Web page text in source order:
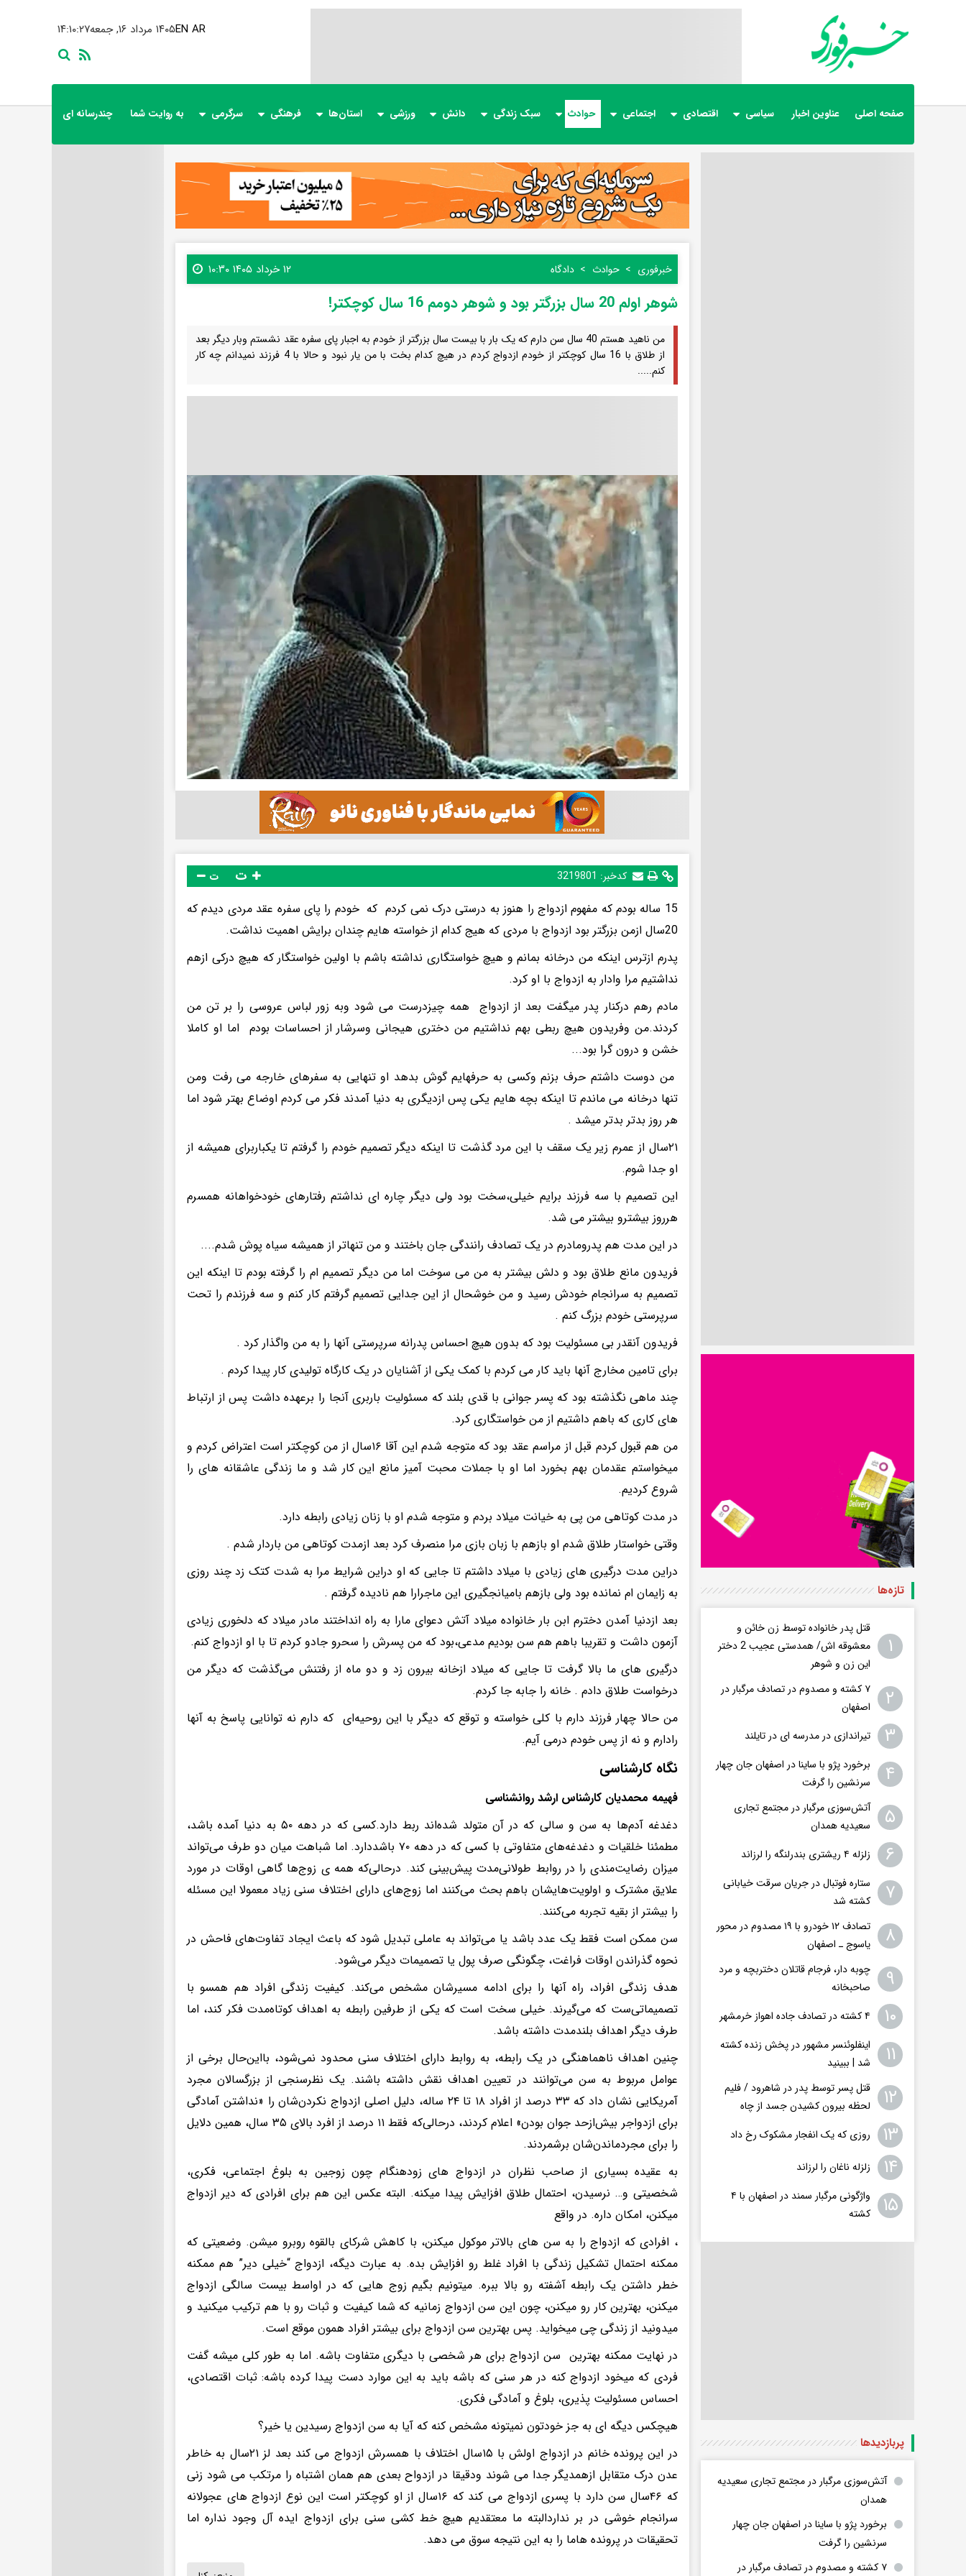
۱۴:۱۰:۲۸ ۱۴۰۵ مرداد ۱۶, جمعهEN AR
صفحه اصلی عناوین اخبار سیاسی اقتصادی اجتماعی حوادث سبک زندگی دانش ورزشی استان‌ها فرهنگی سرگرمی به روایت شما چندرسانه ای
خبرفوری حوادث دادگاه ۱۲ خرداد ۱۴۰۵ ۱۰:۳۰
شوهر اولم 20 سال بزرگتر بود و شوهر دومم 16 سال کوچکتر!
من ناهید هستم 40 سال سن دارم که یک بار با بیست سال بزرگتر از خودم به اجبار پای سفره عقد نشستم وبار دیگر بعد
از طلاق با 16 سال کوچکتر از خودم ازدواج کردم در هیچ کدام بخت با من یار نبود و حالا با 4 فرزند نمیدانم چه کار
کنم.....
کدخبر: 3219801 ت
15 ساله بودم که مفهوم ازدواج را هنوز به درستی درک نمی کردم که خودم را پای سفره عقد مردی دیدم که
20سال ازمن بزرگتر بود ازدواج با مردی که هیج کدام از خواسته هایم چندان برایش اهمیت نداشت.
پدرم ازترس اینکه من درخانه بمانم و هیچ خواستگاری نداشته باشم با اولین خواستگار که هیچ درکی ازهم
نداشتیم مرا وادار به ازدواج با او کرد.
مادم رهم درکنار پدر میگفت بعد از ازدواج همه چیزدرست می شود وبه زور لباس عروسی را بر تن من
کردند.من وفریدون هیچ ربطی بهم نداشتیم من دختری هیجانی وسرشار از احساسات بودم اما او کاملا
خشن و درون گرا بود...
من دوست داشتم حرف بزنم وکسی به حرفهایم گوش بدهد او تنهایی به سفرهای خارجه می رفت ومن
تنها درخانه می ماندم تا اینکه بچه هایم یکی پس ازدیگری به دنیا آمدند فکر می کردم اوضاع بهتر شود اما
هر روز بدتر بدتر میشد .
۲۱سال از عمرم زیر یک سقف با این مرد گذشت تا اینکه دیگر تصمیم خودم را گرفتم تا یکباربرای همیشه از
او جدا شوم.
این تصمیم با سه فرزند برایم خیلی،سخت بود ولی دیگر چاره ای نداشتم رفتارهای خودخواهانه همسرم
هرروز بیشترو بیشتر می شد.
در این مدت هم پدرومادرم در یک تصادف رانندگی جان باختند و من تنهاتر از همیشه سیاه پوش شدم....
فریدون مانع طلاق بود و دلش بیشتر به من می سوخت اما من دیگر تصمیم ام را گرفته بودم تا اینکه این
تصمیم به سرانجام خودش رسید و من خوشحال از این جدایی تصمیم گرفتم کار کنم و سه فرزندم را تحت
سرپرستی خودم بزرگ کنم .
فریدون آنقدر بی مسئولیت بود که بدون هیچ احساس پدرانه سرپرستی آنها را به من واگذار کرد .
برای تامین مخارج آنها باید کار می کردم با کمک یکی از آشنایان در یک کارگاه تولیدی کار پیدا کردم .
چند ماهی نگذشته بود که پسر جوانی با قدی بلند که مسئولیت باربری آنجا را برعهده داشت پس از ارتباط
های کاری که باهم داشتیم از من خواستگاری کرد.
من هم قبول کردم قبل از مراسم عقد بود که متوجه شدم این آقا ۱۶سال از من کوچکتر است اعتراض کردم و
میخواستم عقدمان بهم بخورد اما او با جملات محبت آمیز مانع این کار شد و ما زندگی عاشقانه های را
شروع کردیم.
در مدت کوتاهی من پی به خیانت میلاد بردم و متوجه شدم او با زنان زیادی رابطه دارد.
وقتی خواستار طلاق شدم او بازهم با زبان بازی مرا منصرف کرد بعد ازمدت کوتاهی من باردار شدم .
دراین مدت درگیری های زیادی با میلاد داشتم تا جایی که او دراین شرایط مرا به شدت کتک زد چند روزی
به زایمان ام نمانده بود ولی بازهم بامیانجگیری این ماجرارا هم نادیده گرفتم .
بعد ازدنیا آمدن دخترم ابن بار خانواده میلاد آتش دعوای مارا به راه انداختند مادر میلاد که دلخوری زیادی
آزمون داشت و تقریبا باهم هم سن بودیم مدعی،بود که من پسرش را سحرو جادو کردم تا با او ازدواج کنم.
درگیری های ما بالا گرفت تا جایی که میلاد ازخانه بیرون زد و دو ماه از رفتنش می‌گذشت که دیگر من
درخواست طلاق دادم . خانه را جابه جا کردم.
من حالا چهار فرزند دارم با کلی خواسته و توقع که دیگر با این روحیه‌ای که دارم نه توانایی پاسخ به آنها
رادارم و نه از پس خودم درمی آیم.
نگاه کارشناسی
فهیمه محمدیان کارشناس ارشد روانشناسی
دغدغه آدم‌ها به سن و سالی که در آن متولد شده‌اند ربط دارد.کسی که در دهه ۵۰ به دنیا آمده باشد،
مطمئنا خلقیات و دغدغه‌های متفاوتی با کسی که در دهه ۷۰ باشددارد. اما شباهت میان دو طرف می‌تواند
میزان رضایت‌مندی را در روابط طولانی‌مدت پیش‌بینی کند. درحالی‌که همه ی زوج‌ها گاهی اوقات در مورد
علایق مشترک و اولویت‌هایشان باهم بحث می‌کنند اما زوج‌های دارای اختلاف سنی زیاد معمولا این مسئله
را بیشتر از بقیه تجربه می‌کنند.
سن ممکن است فقط یک عدد باشد یا می‌تواند به عاملی تبدیل شود که باعث ایجاد تفاوت‌های فاحش در
نحوه گذراندن اوقات فراغت، چگونگی صرف پول یا تصمیمات دیگر می‌شود.
هدف زندگی افراد، راه آنها را برای ادامه مسیرشان مشخص می‌کند. کیفیت زندگی افراد هم همسو با
تصمیماتی‌ست که می‌گیرند. خیلی سخت است که یکی از طرفین رابطه به اهداف کوتاه‌مدت فکر کند، اما
طرف دیگر اهداف بلندمدت داشته باشد.
چنین اهداف ناهماهنگی در یک رابطه، به روابط دارای اختلاف سنی محدود نمی‌شود، بااین‌حال برخی از
عوامل مربوط به سن می‌توانند در تعیین اهداف نقش داشته باشند. یک نظرسنجی از بزرگسالان مجرد
آمریکایی نشان داد که ۳۳ درصد از افراد ۱۸ تا ۲۴ ساله، دلیل اصلی ازدواج ‌نکردن‌شان را «نداشتن آمادگی
برای ازدواجر بیش‌ازحد جوان بودن» اعلام کردند، درحالی‌که فقط ۱۱ درصد از افرد بالای ۳۵ سال، همین دلایل
را برای مجردماندن‌شان برشمردند.
به عقیده بسیاری از صاحب نظران در ازدواج های زودهنگام چون زوجین به بلوغ اجتماعی، فکری،
شخصیتی و… نرسیدن، احتمال طلاق افزایش پیدا میکنه. البته عکس این هم برای افرادی که دیر ازدواج
میکنن، امکان داره. در واقع
، افرادی که ازدواج را به سن های بالاتر موکول میکنن، با کاهش شرکای بالقوه روبرو میشن. وضعیتی که
ممکنه احتمال تشکیل زندگی با افراد غلط رو افزایش بده. به عبارت دیگه، ازدواج “خیلی دیر” هم ممکنه
خطر داشتن یک رابطه آشفته رو بالا ببره. میتونیم بگیم زوج هایی که در اواسط بیست سالگی ازدواج
میکنن، بهترین کار رو میکنن، چون این سن ازدواج زمانیه که شما کیفیت و ثبات رو با هم ترکیب میکنید و
میدونید از زندگی چی میخواید. پس بهترین سن ازدواج برای بیشتر افراد همون موقع است.
در نهایت ممکنه بهترین سن ازدواج برای هر شخصی با دیگری متفاوت باشه. اما به طور کلی میشه گفت
فردی که میخود ازدواج کنه در هر سنی که باشه باید به این موارد دست پیدا کرده باشه: ثبات اقتصادی،
احساس مسئولیت پذیری، بلوغ و آمادگی فکری.
هیچکس دیگه ای به جز خودتون نمیتونه مشخص کنه که آیا به سن ازدواج رسیدین یا خیر؟
در این پرونده خانم در ازدواج اولش با ۱۵سال اختلاف با همسرش ازدواج می کند بعد لز ۲۱سال به خاطر
عدن درک متقابل ازهمدیگر جدا می شوند ودقیقا در ازدواح بعدی هم همان اشتباه را مرتکب می شود زنی
که ۴۶سال سن دارد با پسری ازدواج می کند که ۱۶سال از او کوچکتر است این نوع ازدواج های عجولانه
سرانجام خوشی در بر نداردالبته ما معتقدیم هیچ خط کشی سنی برای ازدواج ایده آل وجود نداره اما
تحقیقات در پرونده هاما را به این نتیجه سوق می دهد.
تازه‌ها
۱
قتل پدر خانواده توسط زن خائن و
معشوقه اش/ همدستی عجیب 2 دختر
این زن و شوهر
۲
۷ کشته و مصدوم در تصادف مرگبار در
اصفهان
۳ تیراندازی در مدرسه ای در تایلند
۴
برخورد پژو با ساینا در اصفهان جان چهار
سرنشین را گرفت
۵
آتش‌سوزی مرگبار در مجتمع تجاری
سعیدیه همدان
۶ زلزله ۴ ریشتری بندرلنگه را لرزاند
۷
ستاره فوتبال در جریان سرقت خیابانی
کشته شد
۸
تصادف ۱۲ خودرو با ۱۹ مصدوم در محور
یاسوج ـ اصفهان
۹
چوبه دار، فرجام قاتلان دختربچه و مرد
صاحبخانه
۱۰ ۴ کشته در تصادف جاده اهواز خرمشهر
۱۱
اینفلوئنسر مشهور در پخش زنده کشته
شد | ببینید
۱۲
قتل پسر توسط پدر در شاهرود / فلیم
لحظه بیرون کشیدن جسد از چاه
۱۳ روزی که یک انفجار مشکوک رخ داد
۱۴ زلزله ناغان را لرزاند
۱۵
واژگونی مرگبار سمند در اصفهان با ۴
کشته
پربازدید‌ها
آتش‌سوزی مرگبار در مجتمع تجاری سعیدیه
همدان
برخورد پژو با ساینا در اصفهان جان چهار
سرنشین را گرفت
۷ کشته و مصدوم در تصادف مرگبار در